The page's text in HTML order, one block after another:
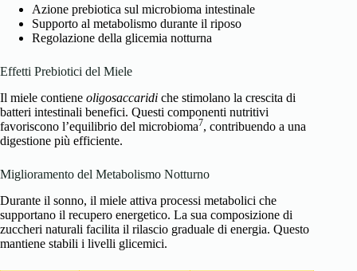
Azione prebiotica sul microbioma intestinale
Supporto al metabolismo durante il riposo
Regolazione della glicemia notturna
Effetti Prebiotici del Miele
Il miele contiene oligosaccaridi che stimolano la crescita di
batteri intestinali benefici. Questi componenti nutritivi
favoriscono l’equilibrio del microbioma7, contribuendo a una
digestione più efficiente.
Miglioramento del Metabolismo Notturno
Durante il sonno, il miele attiva processi metabolici che
supportano il recupero energetico. La sua composizione di
zuccheri naturali facilita il rilascio graduale di energia. Questo
mantiene stabili i livelli glicemici.